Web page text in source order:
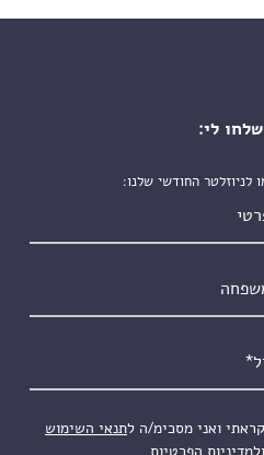
לי:
לניוזלטר החודשי שלנו:
הסכם*
קראתי ואני מסכימ/ה לתנאי השימוש
ולמדיניות הפרטיות